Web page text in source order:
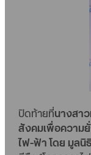
ปิดท้ายที่นางสา
สังคมเพื่อความ
ไฟ-ฟ้า โดย มูลนิ